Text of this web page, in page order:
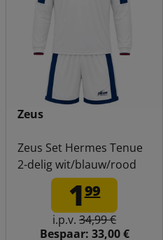
Zeus
Zeus Set Hermes Tenue
2-delig wit/blauw/rood
199
i.p.v. 34,99 €
Bespaar: 33,00 €